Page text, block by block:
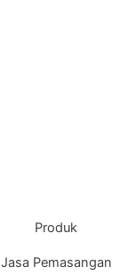
Produk
Jasa Pemasangan